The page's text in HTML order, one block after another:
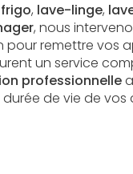
frigo, lave-linge,
, nous
pour remettre
un service
professionnelle
de vie de vos